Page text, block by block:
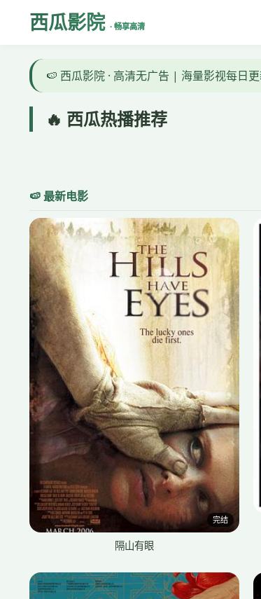
西瓜影院 · 畅享高清
🍉 西瓜影院 · 高清无广告 | 海量影视每日
🔥 西瓜热播推荐
隔山有眼
🍉 最新电影
完结
隔山有眼